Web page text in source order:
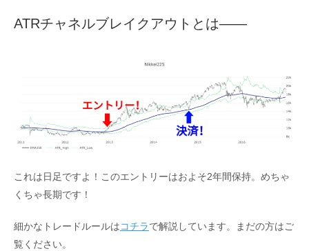
ATRチャネルブレイクアウトとは――
これは日足ですよ！このエントリーはおよそ2年間保持。めちゃ
くちゃ長期です！
細かなトレードルールはコチラで解説しています。まだの方はご
覧ください。